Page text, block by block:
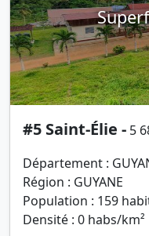
#5 Saint-Élie - 5
Département :
Région : GUYANE
Population : 159
Densité : 0 habs/km²